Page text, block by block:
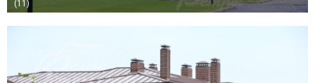
(11)